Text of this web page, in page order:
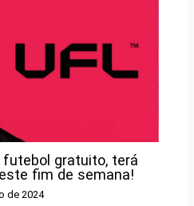
futebol gratuito, terá
fim de semana!
de 2024